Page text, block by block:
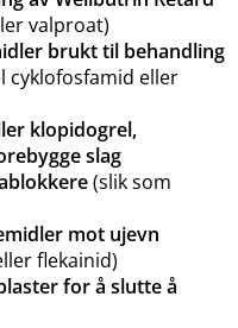
valproat)
brukt til behandling
cyklofosfamid eller
klopidogrel,
slag
(slik som
mot ujevn
flekainid)
for å slutte å